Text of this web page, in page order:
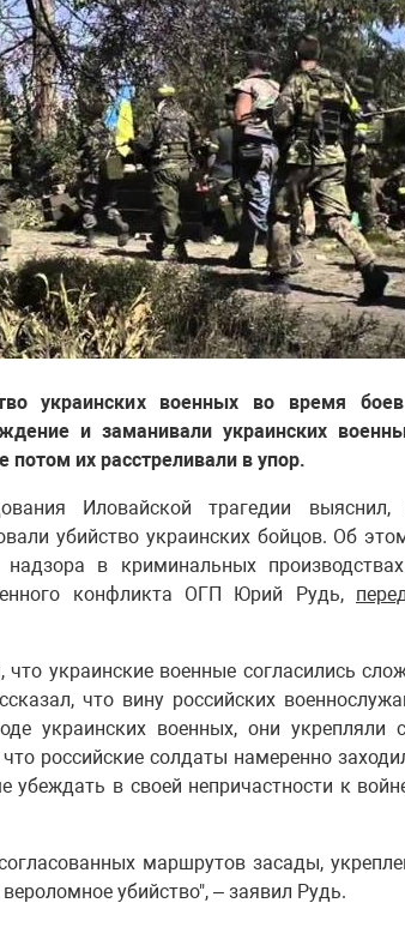
украинских военных во время
и заманивали украинских
их расстреливали в упор.
Иловайской трагедии выяснил,
убийство украинских бойцов. Об
в криминальных
конфликта ОГП Юрий Рудь,
украинские военные согласились
что вину российских
украинских военных, они укрепляли
российские солдаты намеренно
в своей непричастности к
маршрутов засады,
убийство", – заявил Рудь.